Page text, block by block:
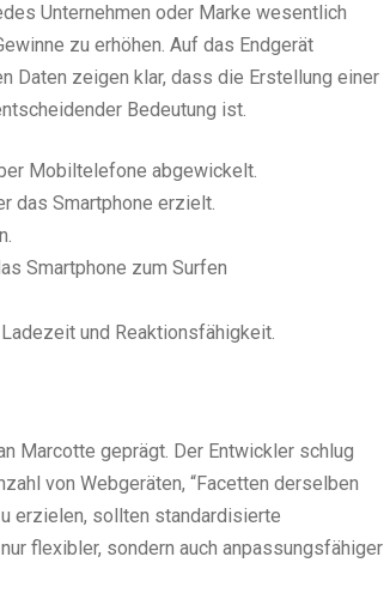
Unternehmen oder Marke wesentlich
zu erhöhen. Auf das Endgerät
Daten zeigen klar, dass die Erstellung einer
Bedeutung ist.
Mobiltelefone abgewickelt.
das Smartphone erzielt.
Smartphone zum Surfen
und Reaktionsfähigkeit.
Marcotte geprägt. Der Entwickler schlug
von Webgeräten, “Facetten derselben
erzielen, sollten standardisierte
flexibler, sondern auch anpassungsfähiger